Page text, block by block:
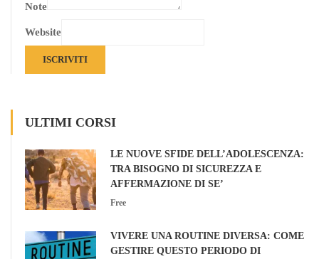
Note
Website
ISCRIVITI
ULTIMI CORSI
LE NUOVE SFIDE DELL’ADOLESCENZA:
TRA BISOGNO DI SICUREZZA E
AFFERMAZIONE DI SE’
Free
VIVERE UNA ROUTINE DIVERSA: COME
GESTIRE QUESTO PERIODO DI